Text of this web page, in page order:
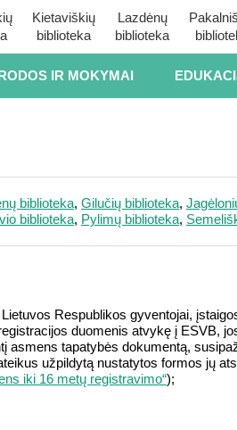
Kietaviškių
biblioteka
Lazdėnų
biblioteka
IR MOKYMAI
biblioteka, Gilučių biblioteka,
biblioteka, Pylimų biblioteka,
Respublikos gyventojai,
duomenis atvykę į ESVB,
asmens tapatybės dokumentą,
užpildytą nustatytos formos jų
iki 16 metų registravimo“);